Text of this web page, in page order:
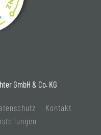
GmbH & Co. KG
Kontakt